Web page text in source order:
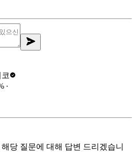
∙
당 질문에 대해 답변 드리겠습니